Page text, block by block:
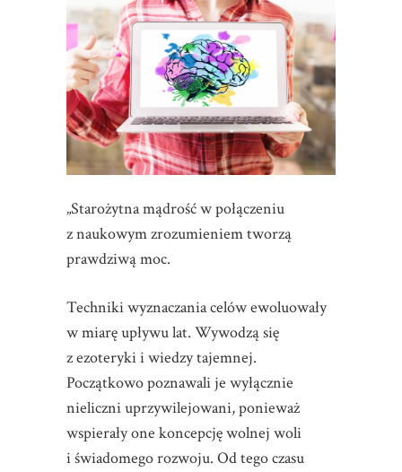
„Starożytna mądrość w połączeniu
z naukowym zrozumieniem tworzą
prawdziwą moc.
Techniki wyznaczania celów ewoluowały
w miarę upływu lat. Wywodzą się
z ezoteryki i wiedzy tajemnej.
Początkowo poznawali je wyłącznie
nieliczni uprzywilejowani, ponieważ
wspierały one koncepcję wolnej woli
i świadomego rozwoju. Od tego czasu